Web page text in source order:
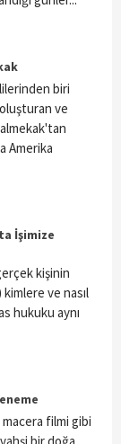
biri
ve
Amerika
İşimize
kişinin
ve nasıl
hukuku aynı
filmi gibi
bir doğa